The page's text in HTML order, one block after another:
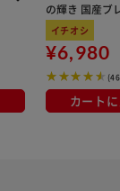
の輝き 国産ブ
kg×3袋
イチオシ
¥6,980
カート